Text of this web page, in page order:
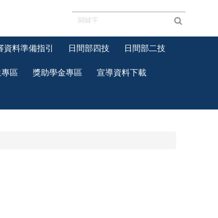
資料準備指引 日間部四技 日間部二技
區 獎助學金專區 宣導資料下載